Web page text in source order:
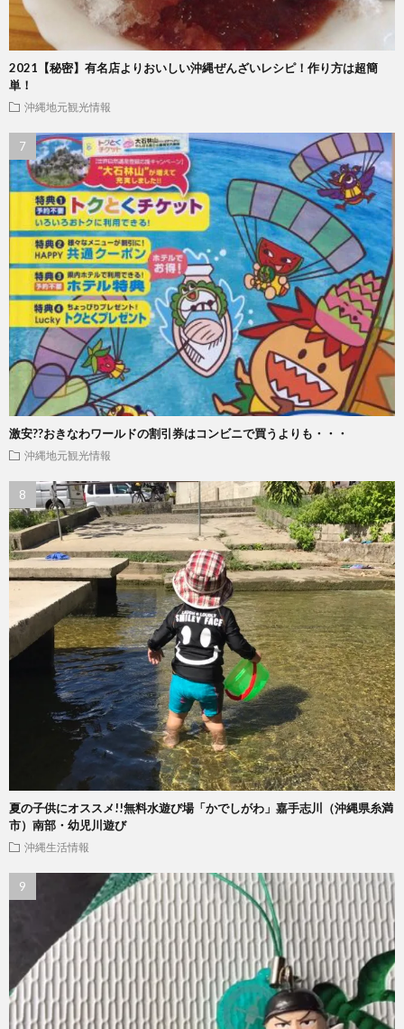
2021【秘密】有名店よりおいしい沖縄ぜんざいレシピ！作り方は超簡
単！
沖縄地元観光情報
激安??おきなわワールドの割引券はコンビニで買うよりも・・・
沖縄地元観光情報
夏の子供にオススメ!!無料水遊び場「かでしがわ」嘉手志川（沖縄県糸満
市）南部・幼児川遊び
沖縄生活情報